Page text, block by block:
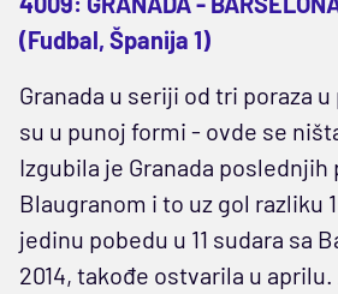
(Fudbal, Španija 1)
Granada u seriji od tri poraza
su u punoj formi - ovde se
Izgubila je Granada poslednjih
Blaugranom i to uz gol razliku
jedinu pobedu u 11 sudara sa
2014, takođe ostvarila u